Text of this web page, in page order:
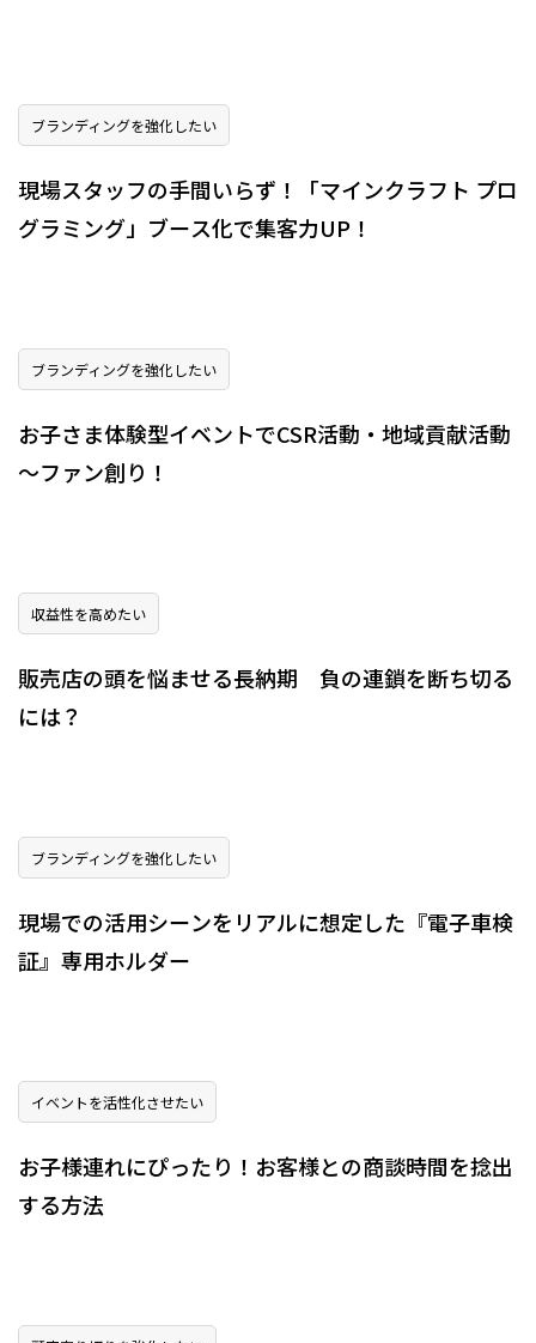
ブランディングを強化したい
現場スタッフの手間いらず！「マインクラフト プロ
グラミング」ブース化で集客力UP！
ブランディングを強化したい
お子さま体験型イベントでCSR活動・地域貢献活動
～ファン創り！
収益性を高めたい
販売店の頭を悩ませる長納期 負の連鎖を断ち切る
には？
ブランディングを強化したい
現場での活用シーンをリアルに想定した『電子車検
証』専用ホルダー
イベントを活性化させたい
お子様連れにぴったり！お客様との商談時間を捻出
する方法